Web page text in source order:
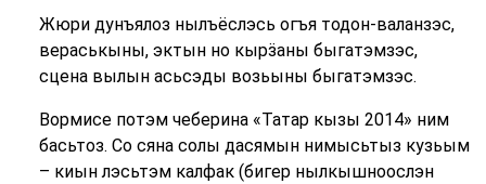
Жюри дунъялоз нылъёслэсь огъя тодон-валанзэс,
вераськыны, эктын но кырӟаны быгатэмзэс,
сцена вылын асьсэды возьыны быгатэмзэс.
Вормисе потэм чеберина «Татар кызы 2014» ним
басьтоз. Со сяна солы дасямын нимысьтыз кузьым
– киын лэсьтэм калфак (бигер нылкышноослэн